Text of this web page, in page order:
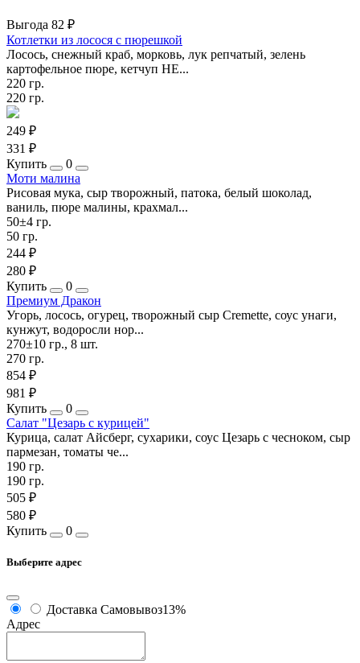
Выгода 82 ₽
Котлетки из лосося с пюрешкой
Лосось, снежный краб, морковь, лук репчатый, зелень
картофельное пюре, кетчуп HE...
220 гр.
220 гр.
249 ₽
331 ₽
Купить
0
Моти малина
Рисовая мука, сыр творожный, патока, белый шоколад,
ваниль, пюре малины, крахмал...
50±4 гр.
50 гр.
244 ₽
280 ₽
Купить
0
Премиум Дракон
Угорь, лосось, огурец, творожный сыр Cremette, соус унаги,
кунжут, водоросли нор...
270±10 гр., 8 шт.
270 гр.
854 ₽
981 ₽
Купить
0
Салат "Цезарь с курицей"
Курица, салат Айсберг, сухарики, соус Цезарь с чесноком, сыр
пармезан, томаты че...
190 гр.
190 гр.
505 ₽
580 ₽
Купить
0
Выберите адрес
Доставка Самовывоз13%
Адрес